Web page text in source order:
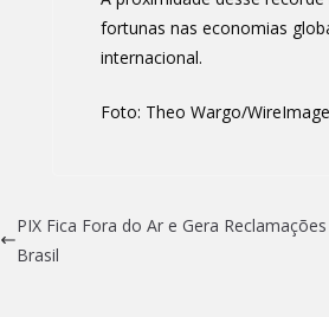
fortunas nas economias
internacional.
Foto: Theo Wargo/
PIX Fica Fora do Ar e Gera
Brasil